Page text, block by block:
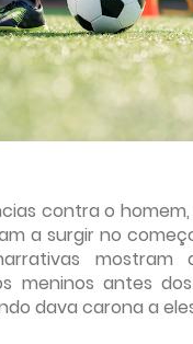
contra o
a surgir no
mostram
meninos antes
dava carona a